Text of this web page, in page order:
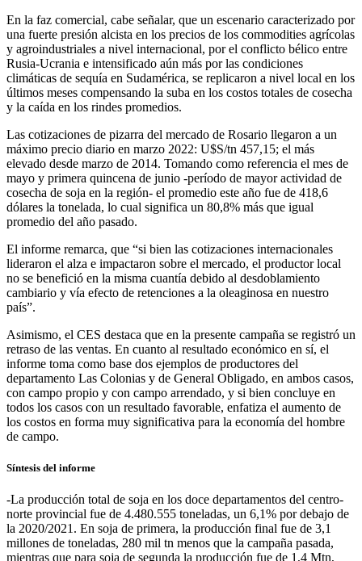
En la faz comercial, cabe señalar, que un escenario caracterizado por
una fuerte presión alcista en los precios de los commodities agrícolas
y agroindustriales a nivel internacional, por el conflicto bélico entre
Rusia-Ucrania e intensificado aún más por las condiciones
climáticas de sequía en Sudamérica, se replicaron a nivel local en los
últimos meses compensando la suba en los costos totales de cosecha
y la caída en los rindes promedios.
Las cotizaciones de pizarra del mercado de Rosario llegaron a un
máximo precio diario en marzo 2022: U$S/tn 457,15; el más
elevado desde marzo de 2014. Tomando como referencia el mes de
mayo y primera quincena de junio -período de mayor actividad de
cosecha de soja en la región- el promedio este año fue de 418,6
dólares la tonelada, lo cual significa un 80,8% más que igual
promedio del año pasado.
El informe remarca, que “si bien las cotizaciones internacionales
lideraron el alza e impactaron sobre el mercado, el productor local
no se benefició en la misma cuantía debido al desdoblamiento
cambiario y vía efecto de retenciones a la oleaginosa en nuestro
país”.
Asimismo, el CES destaca que en la presente campaña se registró un
retraso de las ventas. En cuanto al resultado económico en sí, el
informe toma como base dos ejemplos de productores del
departamento Las Colonias y de General Obligado, en ambos casos,
con campo propio y con campo arrendado, y si bien concluye en
todos los casos con un resultado favorable, enfatiza el aumento de
los costos en forma muy significativa para la economía del hombre
de campo.
Síntesis del informe
-La producción total de soja en los doce departamentos del centro-
norte provincial fue de 4.480.555 toneladas, un 6,1% por debajo de
la 2020/2021. En soja de primera, la producción final fue de 3,1
millones de toneladas, 280 mil tn menos que la campaña pasada,
mientras que para soja de segunda la producción fue de 1,4 Mtn,